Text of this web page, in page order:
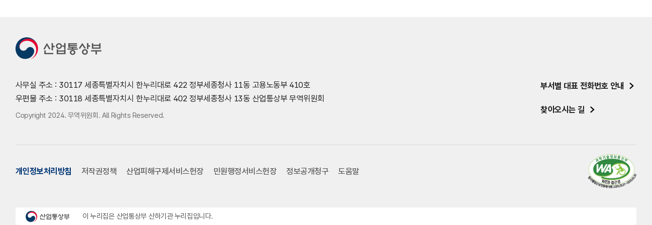
사무실 주소 : 30117 세종특별자치시 한누리대로 422 정부세종청사 11동 고용노동부 410호
우편물 주소 : 30118 세종특별자치시 한누리대로 402 정부세종청사 13동 산업통상부 무역위원회
Copyright 2024. 무역위원회. All Rights Reserved.
부서별 대표 전화번호 안내
찾아오시는 길
개인정보처리방침 저작권정책 산업피해구제서비스헌장 민원행정서비스헌장 정보공개청구 도움말
이 누리집은 산업통상부 산하기관 누리집입니다.